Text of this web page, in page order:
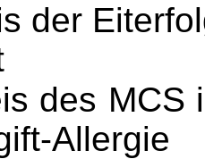
der
des MCS
Allergie